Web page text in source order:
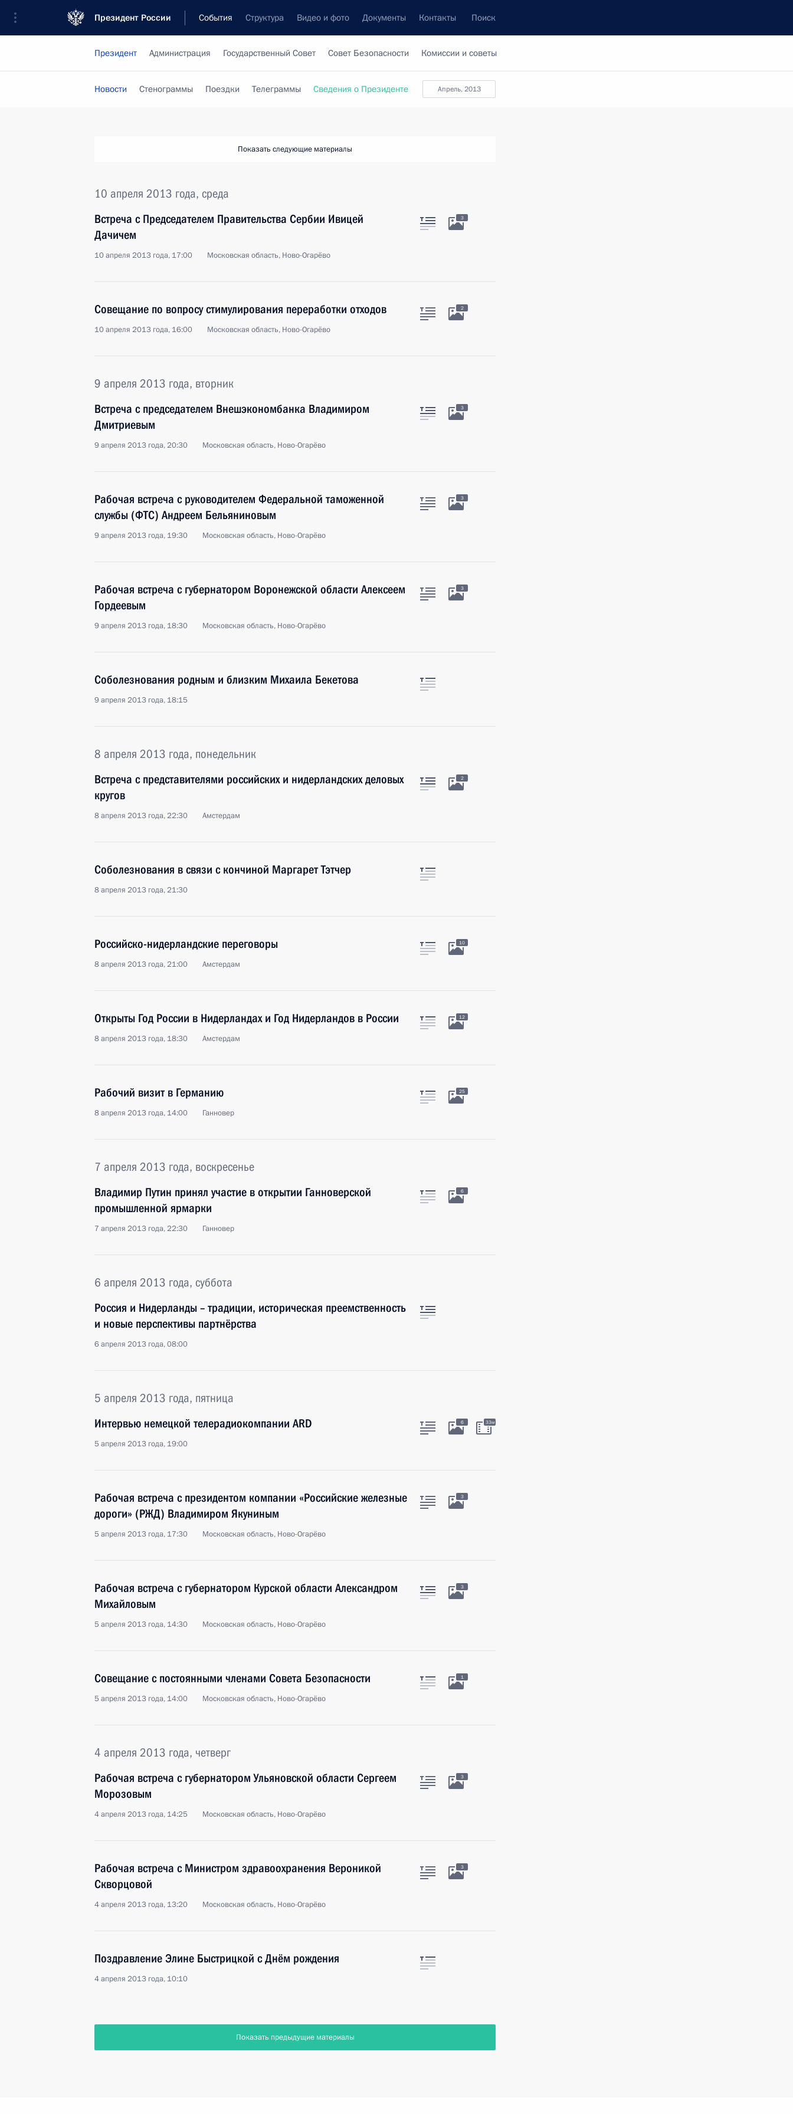
Президент России События Структура Видео и фото Документы Контакты Поиск
Президент Администрация Государственный Совет Совет Безопасности Комиссии и советы
апрель, 2013
Новости Стенограммы Поездки Телеграммы Сведения о Президенте
Показать следующие материалы
10 апреля 2013 года, среда
Встреча с Председателем Правительства Сербии Ивицей
Дачичем
10 апреля 2013 года, 17:00 Московская область, Ново-Огарёво
3
Совещание по вопросу стимулирования переработки отходов
10 апреля 2013 года, 16:00 Московская область, Ново-Огарёво
2
9 апреля 2013 года, вторник
Встреча с председателем Внешэкономбанка Владимиром
Дмитриевым
9 апреля 2013 года, 20:30 Московская область, Ново-Огарёво
3
Рабочая встреча с руководителем Федеральной таможенной
службы (ФТС) Андреем Бельяниновым
9 апреля 2013 года, 19:30 Московская область, Ново-Огарёво
3
Рабочая встреча с губернатором Воронежской области Алексеем
Гордеевым
9 апреля 2013 года, 18:30 Московская область, Ново-Огарёво
3
Соболезнования родным и близким Михаила Бекетова
9 апреля 2013 года, 18:15
8 апреля 2013 года, понедельник
Встреча с представителями российских и нидерландских деловых
кругов
8 апреля 2013 года, 22:30 Амстердам
2
Соболезнования в связи с кончиной Маргарет Тэтчер
8 апреля 2013 года, 21:30
Российско-нидерландские переговоры
8 апреля 2013 года, 21:00 Амстердам
10
Открыты Год России в Нидерландах и Год Нидерландов в России
8 апреля 2013 года, 18:30 Амстердам
12
Рабочий визит в Германию
8 апреля 2013 года, 14:00 Ганновер
25
7 апреля 2013 года, воскресенье
Владимир Путин принял участие в открытии Ганноверской
промышленной ярмарки
7 апреля 2013 года, 22:30 Ганновер
6
6 апреля 2013 года, суббота
Россия и Нидерланды – традиции, историческая преемственность
и новые перспективы партнёрства
6 апреля 2013 года, 08:00
5 апреля 2013 года, пятница
Интервью немецкой телерадиокомпании ARD
5 апреля 2013 года, 19:00
6 33м
Рабочая встреча с президентом компании «Российские железные
дороги» (РЖД) Владимиром Якуниным
5 апреля 2013 года, 17:30 Московская область, Ново-Огарёво
3
Рабочая встреча с губернатором Курской области Александром
Михайловым
5 апреля 2013 года, 14:30 Московская область, Ново-Огарёво
3
Совещание с постоянными членами Совета Безопасности
5 апреля 2013 года, 14:00 Московская область, Ново-Огарёво
1
4 апреля 2013 года, четверг
Рабочая встреча с губернатором Ульяновской области Сергеем
Морозовым
4 апреля 2013 года, 14:25 Московская область, Ново-Огарёво
3
Рабочая встреча с Министром здравоохранения Вероникой
Скворцовой
4 апреля 2013 года, 13:20 Московская область, Ново-Огарёво
3
Поздравление Элине Быстрицкой с Днём рождения
4 апреля 2013 года, 10:10
Показать предыдущие материалы